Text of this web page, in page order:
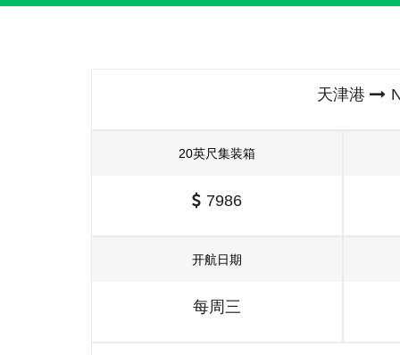
天津港
20英尺集装箱
7986
开航日期
每周三